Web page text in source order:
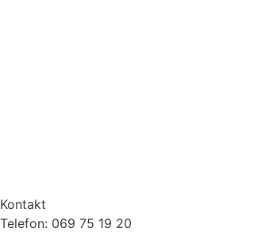
Kontakt
Telefon: 069 75 19 20